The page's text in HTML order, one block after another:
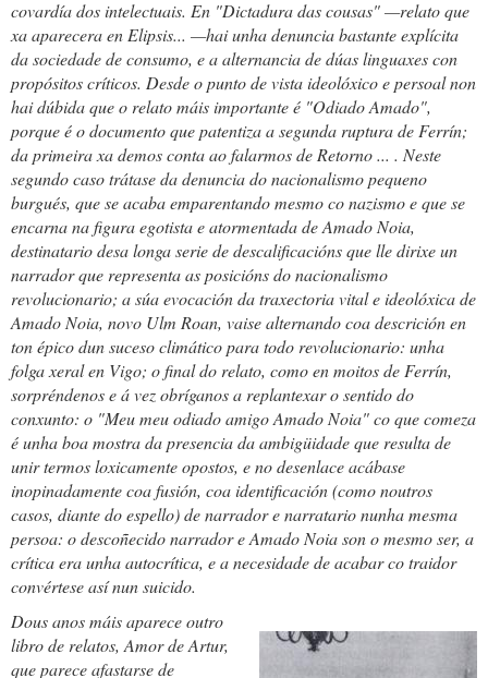
covardía dos intelectuais. En "Dictadura das cousas" —relato que
xa aparecera en Elipsis... —hai unha denuncia bastante explícita
da sociedade de consumo, e a alternancia de dúas linguaxes con
propósitos críticos. Desde o punto de vista ideolóxico e persoal non
hai dúbida que o relato máis importante é "Odiado Amado",
porque é o documento que patentiza a segunda ruptura de Ferrín;
da primeira xa demos conta ao falarmos de Retorno... . Neste
segundo caso trátase da denuncia do nacionalismo pequeno
burgués, que se acaba emparentando mesmo co nazismo e que se
encarna na figura egotista e atormentada de Amado Noia,
destinatario desa longa serie de descalificacións que lle dirixe un
narrador que representa as posicións do nacionalismo
revolucionario; a súa evocación da traxectoria vital e ideolóxica de
Amado Noia, novo Ulm Roan, vaise alternando coa descrición en
ton épico dun suceso climático para todo revolucionario: unha
folga xeral en Vigo; o final do relato, como en moitos de Ferrín,
sorpréndenos e á vez obríganos a replantexar o sentido do
conxunto: o "Meu meu odiado amigo Amado Noia" co que comeza
é unha boa mostra da presencia da ambigüidade que resulta de
unir termos loxicamente opostos, e no desenlace acábase
inopinadamente coa fusión, coa identificación (como noutros
casos, diante do espello) de narrador e narratario nunha mesma
persoa: o descoñecido narrador e Amado Noia son o mesmo ser, a
crítica era unha autocrítica, e a necesidade de acabar co traidor
convértese así nun suicido.
Dous anos máis aparece outro
libro de relatos, Amor de Artur,
que parece afastarse de